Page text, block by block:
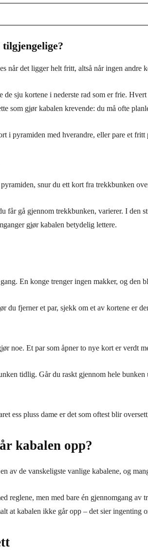
når det ligger helt fritt, altså når ingen andre
de sju kortene i nederste rad som er frie.
som gjør kabalen krevende: du må ofte
i pyramiden med hverandre, eller pare et
snur du ett kort fra trekkbunken
får gå gjennom trekkbunken, varierer. I den
gjør kabalen betydelig lettere.
En konge trenger ingen makker, og
du fjerner et par, sjekk om et av kortene er
noe. Et par som åpner to nye kort er verdt
tidlig. Går du raskt gjennom hele
ess pluss dame er det som oftest blir
kabalen opp?
av de vanskeligste vanlige kabalene, og
reglene, men med bare én gjennomgang
at kabalen ikke går opp – det sier ingenting